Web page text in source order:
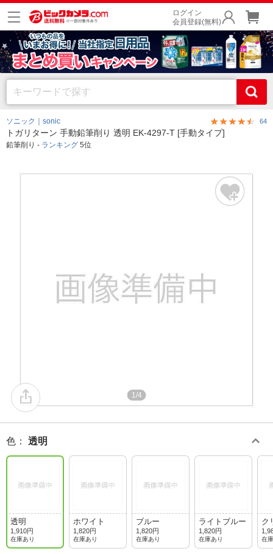
ログイン
会員登録(無料)
ソニック｜sonic 64
トガリターン 手動鉛筆削り 透明 EK-4297-T [手動タイプ]
鉛筆削り - ランキング 5位
1/4
色 ： 透明
透明
1,910円
在庫あり
ホワイト
1,820円
在庫あり
ブルー
1,820円
在庫あり
ライトブルー
1,820円
在庫あり
ク
在